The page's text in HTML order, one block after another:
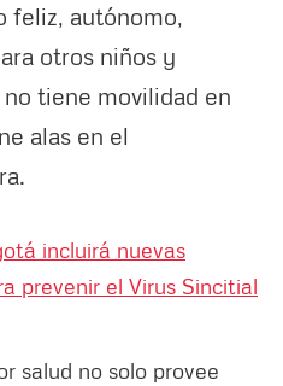
feliz, autónomo,
otros niños y
tiene movilidad en
alas en el
incluirá nuevas
prevenir el Virus Sincitial
salud no solo provee